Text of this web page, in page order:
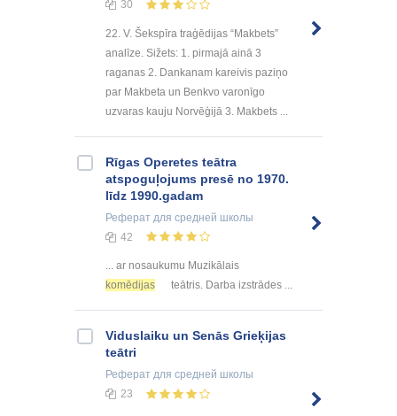
30
22. V. Šekspīra traģēdijas “Makbets”
analīze. Sižets: 1. pirmajā ainā 3
raganas 2. Dankanam kareivis paziņo
par Makbeta un Benkvo varonīgo
uzvaras kauju Norvēģijā 3. Makbets ...
Rīgas Operetes teātra
atspoguļojums presē no 1970.
līdz 1990.gadam
Реферат для средней школы
42
... ar nosaukumu Muzikālais
komēdijas
teātris. Darba izstrādes ...
Viduslaiku un Senās Grieķijas
teātri
Реферат для средней школы
23